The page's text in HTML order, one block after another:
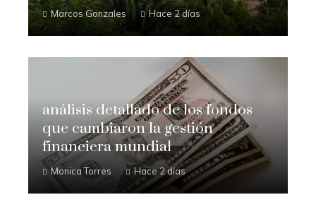
Marcos Gonzales Hace 2 días
análisis detallado de los fondos
que cambiaron la gestión
financiera mundial
Monica Torres Hace 2 días